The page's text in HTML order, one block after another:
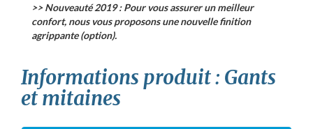
>> Nouveauté 2019 : Pour vous assurer un meilleur
confort, nous vous proposons une nouvelle finition
agrippante (option).
Informations produit : Gants
et mitaines